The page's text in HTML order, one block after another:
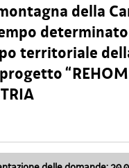
della
territoriale